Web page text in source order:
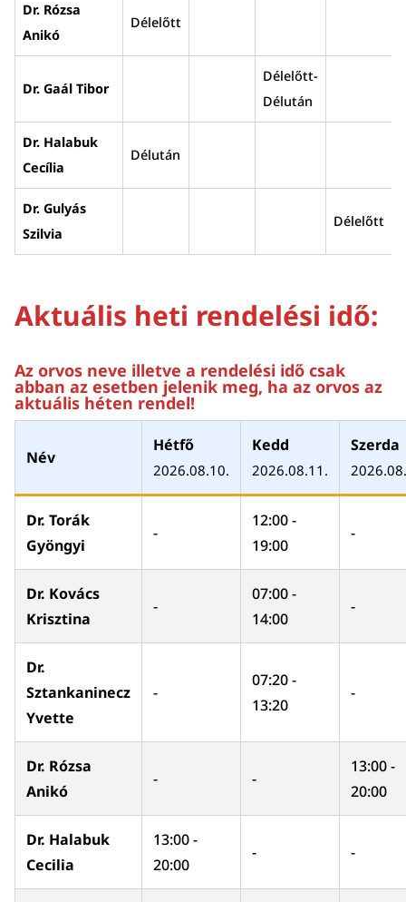
Dr. Rózsa
Anikó
Délelőtt
Dr. Gaál Tibor
Délelőtt-
Délután
Dr. Halabuk
Cecília
Délután
Dr. Gulyás
Szilvia
Délelőtt
Aktuális heti rendelési idő:
Az orvos neve illetve a rendelési idő csak
abban az esetben jelenik meg, ha az orvos az
aktuális héten rendel!
Név
Hétfő
2026.08.10.
Kedd
2026.08.11.
Szerda
Dr. Torák
Gyöngyi
-
12:00 -
19:00
-
Dr. Kovács
Krisztina
-
07:00 -
14:00
-
Dr.
Sztankaninecz
Yvette
-
07:20 -
13:20
-
Dr. Rózsa
Anikó
- -
13:00 -
20:00
Dr. Halabuk
Cecilia
13:00 -
20:00
- -